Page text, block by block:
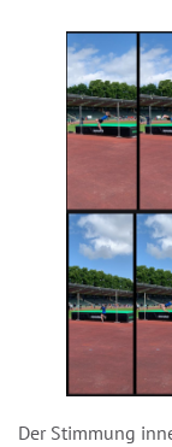
Der Stimmung